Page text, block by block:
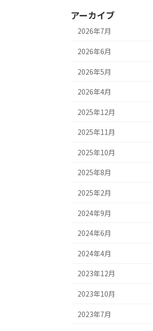
アーカイブ
2026年7月
2026年6月
2026年5月
2026年4月
2025年12月
2025年11月
2025年10月
2025年8月
2025年2月
2024年9月
2024年6月
2024年4月
2023年12月
2023年10月
2023年7月